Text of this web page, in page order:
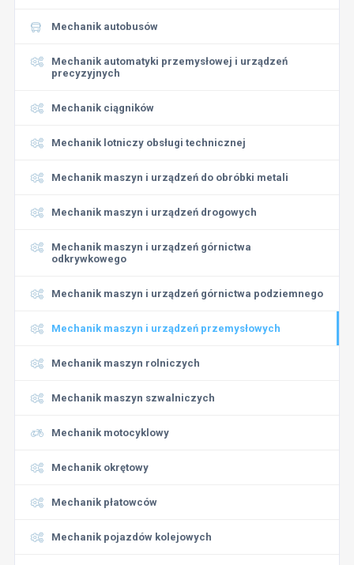
Mechanik autobusów
Mechanik automatyki przemysłowej i urządzeń
precyzyjnych
Mechanik ciągników
Mechanik lotniczy obsługi technicznej
Mechanik maszyn i urządzeń do obróbki metali
Mechanik maszyn i urządzeń drogowych
Mechanik maszyn i urządzeń górnictwa
odkrywkowego
Mechanik maszyn i urządzeń górnictwa podziemnego
Mechanik maszyn i urządzeń przemysłowych
Mechanik maszyn rolniczych
Mechanik maszyn szwalniczych
Mechanik motocyklowy
Mechanik okrętowy
Mechanik płatowców
Mechanik pojazdów kolejowych